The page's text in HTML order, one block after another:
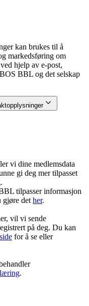
kan brukes til å
markedsføring om
hjelp av e-post,
BBL og det selskap
vi dine medlemsdata
gi deg mer tilpasset
tilpasser informasjon
gjøre dether.
vil vi sende
på deg. Du kan
for å se eller
.